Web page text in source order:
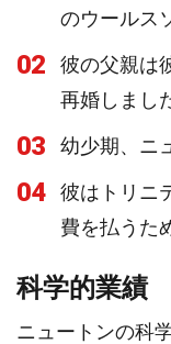
のウールス
02
彼の父親は
再婚しまし
03 幼少期、ニ
04
彼はトリニ
費を払うた
科学的業績
ニュートンの科